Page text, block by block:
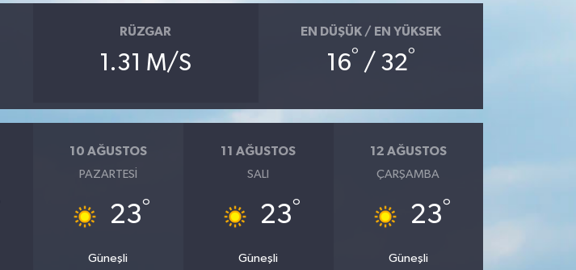
RÜZGAR
1.31 M/S
EN DÜŞÜK / EN YÜKSEK
16° / 32°
10 AĞUSTOS
PAZARTESI
23°
Güneşli
11 AĞUSTOS
SALI
23°
Güneşli
12 AĞUSTOS
ÇARŞAMBA
23°
Güneşli